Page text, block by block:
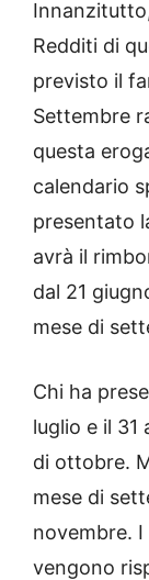
Redditi di
previsto il
Settembre
questa
calendario
presentato
avrà il
dal 21
mese di
Chi ha
luglio e il 31
di ottobre.
mese di
novembre.
vengono